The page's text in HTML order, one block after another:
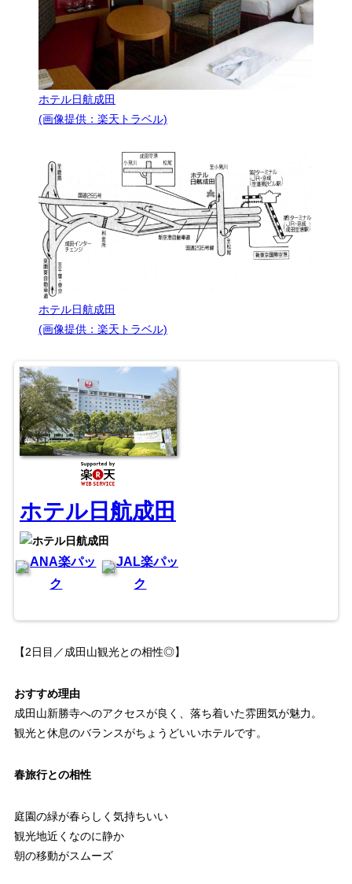
ホテル日航成田
(画像提供：楽天トラベル)
ホテル日航成田
(画像提供：楽天トラベル)
ホテル日航成田
ANA楽パッ
ク
JAL楽パッ
ク
【2日目／成田山観光との相性◎】
おすすめ理由
成田山新勝寺へのアクセスが良く、落ち着いた雰囲気が魅力。
観光と休息のバランスがちょうどいいホテルです。
春旅行との相性
庭園の緑が春らしく気持ちいい
観光地近くなのに静か
朝の移動がスムーズ